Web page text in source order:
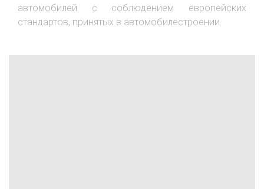
автомобилей с соблюдением европейских
стандартов, принятых в автомобилестроении.